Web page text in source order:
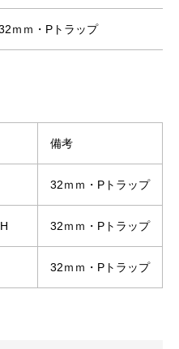
ｍｍ・Pトラップ
備考
32ｍｍ・Pトラップ
32ｍｍ・Pトラップ
32ｍｍ・Pトラップ